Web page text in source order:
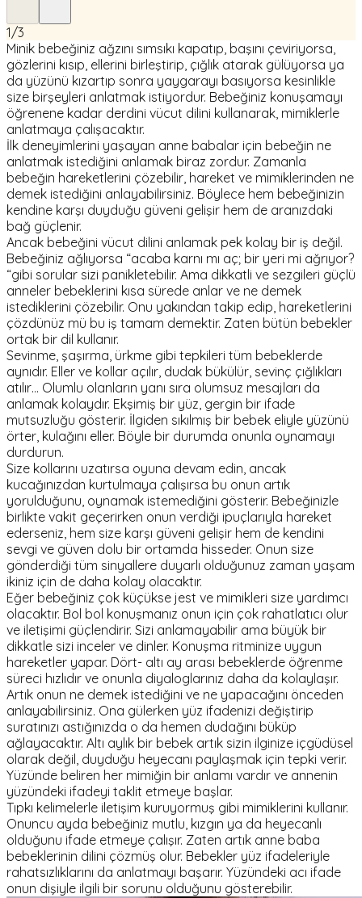
1/3
Minik bebeğiniz ağzını sımsıkı kapatıp, başını çeviriyorsa,
gözlerini kısıp, ellerini birleştirip, çığlık atarak gülüyorsa ya
da yüzünü kızartıp sonra yaygarayı basıyorsa kesinlikle
size birşeyleri anlatmak istiyordur. Bebeğiniz konuşamayı
öğrenene kadar derdini vücut dilini kullanarak, mimiklerle
anlatmaya çalışacaktır.
İlk deneyimlerini yaşayan anne babalar için bebeğin ne
anlatmak istediğini anlamak biraz zordur. Zamanla
bebeğin hareketlerini çözebilir, hareket ve mimiklerinden ne
demek istediğini anlayabilirsiniz. Böylece hem bebeğinizin
kendine karşı duyduğu güveni gelişir hem de aranızdaki
bağ güçlenir.
Ancak bebeğini vücut dilini anlamak pek kolay bir iş değil.
Bebeğiniz ağlıyorsa “acaba karnı mı aç; bir yeri mi ağrıyor?
“gibi sorular sizi panikletebilir. Ama dikkatli ve sezgileri güçlü
anneler bebeklerini kısa sürede anlar ve ne demek
istediklerini çözebilir. Onu yakından takip edip, hareketlerini
çözdünüz mü bu iş tamam demektir. Zaten bütün bebekler
ortak bir dil kullanır.
Sevinme, şaşırma, ürkme gibi tepkileri tüm bebeklerde
aynıdır. Eller ve kollar açılır, dudak bükülür, sevinç çığlıkları
atılır… Olumlu olanların yanı sıra olumsuz mesajları da
anlamak kolaydır. Ekşimiş bir yüz, gergin bir ifade
mutsuzluğu gösterir. İlgiden sıkılmış bir bebek eliyle yüzünü
örter, kulağını eller. Böyle bir durumda onunla oynamayı
durdurun.
Size kollarını uzatırsa oyuna devam edin, ancak
kucağınızdan kurtulmaya çalışırsa bu onun artık
yorulduğunu, oynamak istemediğini gösterir. Bebeğinizle
birlikte vakit geçerirken onun verdiği ipuçlarıyla hareket
ederseniz, hem size karşı güveni gelişir hem de kendini
sevgi ve güven dolu bir ortamda hisseder. Onun size
gönderdiği tüm sinyallere duyarlı olduğunuz zaman yaşam
ikiniz için de daha kolay olacaktır.
Eğer bebeğiniz çok küçükse jest ve mimikleri size yardımcı
olacaktır. Bol bol konuşmanız onun için çok rahatlatıcı olur
ve iletişimi güçlendirir. Sizi anlamayabilir ama büyük bir
dikkatle sizi inceler ve dinler. Konuşma ritminize uygun
hareketler yapar. Dört- altı ay arası bebeklerde öğrenme
süreci hızlıdır ve onunla diyaloglarınız daha da kolaylaşır.
Artık onun ne demek istediğini ve ne yapacağını önceden
anlayabilirsiniz. Ona gülerken yüz ifadenizi değiştirip
suratınızı astığınızda o da hemen dudağını büküp
ağlayacaktır. Altı aylık bir bebek artık sizin ilginize içgüdüsel
olarak değil, duyduğu heyecanı paylaşmak için tepki verir.
Yüzünde beliren her mimiğin bir anlamı vardır ve annenin
yüzündeki ifadeyi taklit etmeye başlar.
Tıpkı kelimelerle iletişim kuruyormuş gibi mimiklerini kullanır.
Onuncu ayda bebeğiniz mutlu, kızgın ya da heyecanlı
olduğunu ifade etmeye çalışır. Zaten artık anne baba
bebeklerinin dilini çözmüş olur. Bebekler yüz ifadeleriyle
rahatsızlıklarını da anlatmayı başarır. Yüzündeki acı ifade
onun dişiyle ilgili bir sorunu olduğunu gösterebilir.